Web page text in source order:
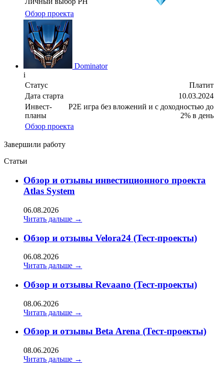
Обзор проекта
Dominator
i
Статус
Платит
Дата старта
10.03.2024
Инвест-
планы
P2E игра без вложений и с доходностью до
2% в день
Обзор проекта
Завершили работу
Статьи
Oбзор и отзывы инвестиционного проекта
Atlas System
06.08.2026
Читать дальше →
Обзор и отзывы Velora24 (Тест-проекты)
06.08.2026
Читать дальше →
Обзор и отзывы Revaano (Тест-проекты)
08.06.2026
Читать дальше →
Обзор и отзывы Beta Arena (Тест-проекты)
08.06.2026
Читать дальше →